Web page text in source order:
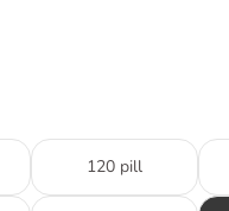
120 pill